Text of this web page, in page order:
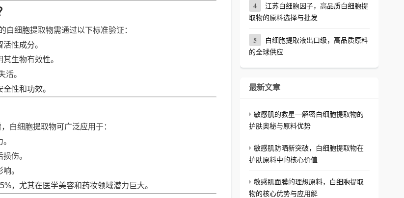
细胞提取物需通过以下标准验证：
性成分。
生物有效性。
活。
性和功效。
白细胞提取物可广泛应用于：
伤。
。
，尤其在医学美容和药妆领域潜力巨大。
4
江苏白细胞因子，高品质白细胞提
取物的原料选择与批发
5
白细胞提取液出口级，高品质原料
的全球供应
最新文章
敏感肌的救星—解密白细胞提取物的
护肤奥秘与原料优势
敏感肌防晒新突破，白细胞提取物在
护肤原料中的核心价值
敏感肌面膜的理想原料，白细胞提取
物的核心优势与应用解